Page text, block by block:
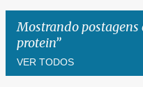
Mostrando
protein
VER TODOS